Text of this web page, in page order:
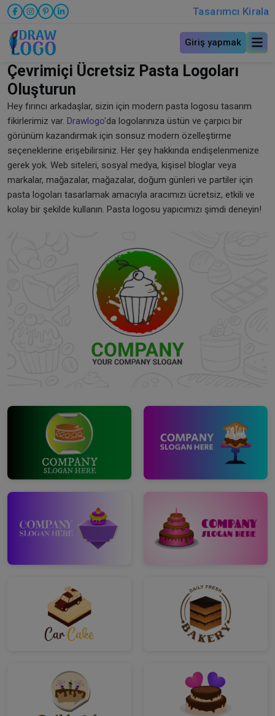
Tasarımcı Kirala
Giriş yapmak
Çevrimiçi Ücretsiz Pasta Logoları
Oluşturun
Hey fırıncı arkadaşlar, sizin için modern pasta logosu tasarım
fikirlerimiz var. Drawlogo'da logolarınıza üstün ve çarpıcı bir
görünüm kazandırmak için sonsuz modern özelleştirme
seçeneklerine erişebilirsiniz. Her şey hakkında endişelenmenize
gerek yok. Web siteleri, sosyal medya, kişisel bloglar veya
markalar, mağazalar, mağazalar, doğum günleri ve partiler için
pasta logoları tasarlamak amacıyla aracımızı ücretsiz, etkili ve
kolay bir şekilde kullanın. Pasta logosu yapıcımızı şimdi deneyin!